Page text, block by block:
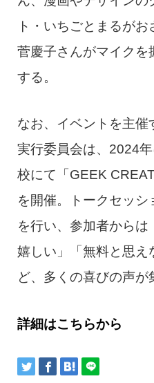
ト・いちごとまるが
菅慶子さんがマイクを
する。
なお、イベントを主
実行委員会は、2024
校にて「GEEK
を開催。トークセッ
を行い、参加者からは
嬉しい」「無料と思え
ど、多くの喜びの声が
詳細はこちらから